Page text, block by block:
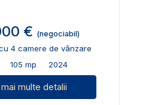
€ (negociabil)
4 camere de vânzare
105 mp 2024
multe detalii